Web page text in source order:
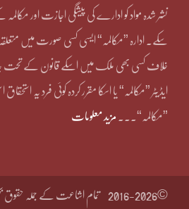
نشر شدہ مواد کو ادارے کی پیشگی اجازت اور
سکے۔ ادارہ ”مکالمہ“ ایسی کسی صورت میں
خلاف کسی بھی ملک میں اسکے قانون کے تحت
ایڈیٹر ”مکالمہ“ یا اسکا مقرر کردہ کوئی فرد یہ
”مکالمہ“۔۔۔ مزید معلومات
©2016-2026 تمام اشاعت کے جملہ حقوق